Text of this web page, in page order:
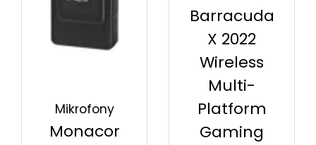
Mikrofony
Monacor
Barracuda
X 2022
Wireless
Multi-
Platform
Gaming